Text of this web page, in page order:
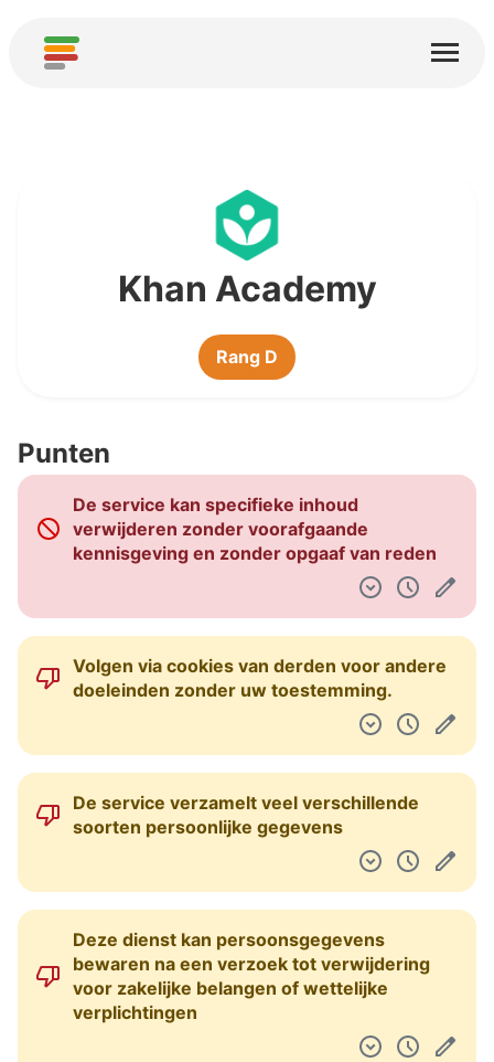
Gemeenschappen
Nieuwe service toevoegen
Dashboard
Khan Academy
Rang D
Punten
De service kan specifieke inhoud
verwijderen zonder voorafgaande
kennisgeving en zonder opgaaf van reden
Volgen via cookies van derden voor andere
doeleinden zonder uw toestemming.
De service verzamelt veel verschillende
soorten persoonlijke gegevens
Deze dienst kan persoonsgegevens
bewaren na een verzoek tot verwijdering
voor zakelijke belangen of wettelijke
verplichtingen